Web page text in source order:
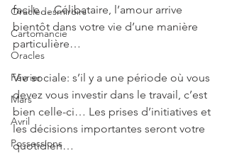
Oracledesmiroirs
Cartomancie
Oracles
Février
Mars
Avril
Possessions
facile… Célibataire, l’amour arrive
bientôt dans votre vie d’une manière
particulière…
Vie sociale: s’il y a une période où vous
devez vous investir dans le travail, c’est
bien celle-ci… Les prises d’initiatives et
les décisions importantes seront votre
quotidien…